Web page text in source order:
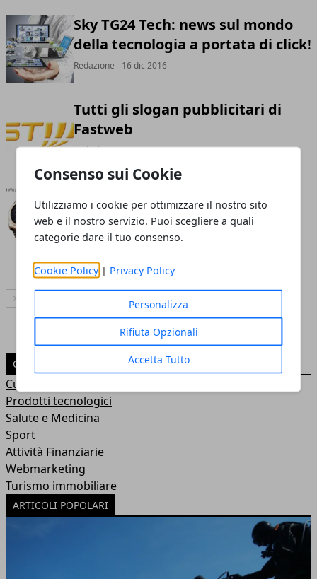
Consenso sui Cookie
Utilizziamo i cookie per ottimizzare il nostro sito
web e il nostro servizio. Puoi scegliere a quali
categorie dare il tuo consenso.
Cookie Policy | Privacy Policy
Personalizza
Rifiuta Opzionali
Accetta Tutto
Sky TG24 Tech: news sul mondo
della tecnologia a portata di click!
Redazione - 16 dic 2016
Tutti gli slogan pubblicitari di
Fastweb
Redazione- 21 ott 2015
"realtà aumentata" e
smartwatch
Articolo Successivo
CATEGORIE
Curiosità
Prodotti tecnologici
Salute e Medicina
Sport
Attività Finanziarie
Webmarketing
Turismo immobiliare
ARTICOLI POPOLARI